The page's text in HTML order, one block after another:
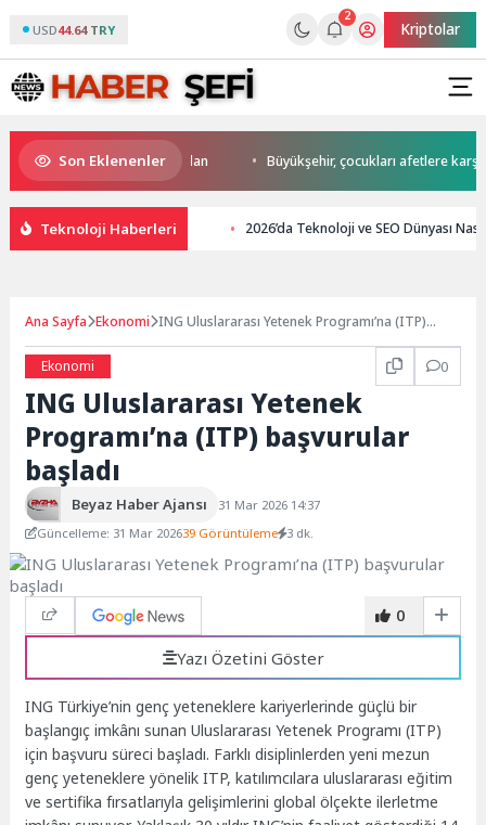
USD44.64 TRY
2
Kriptolar
Son Eklenenler
start Başkan Büyükakın’dan Büyükşehir, çocukları afetlere karşı
Teknoloji Haberleri 2026’da Teknoloji ve SEO Dünyası
Ana Sayfa Ekonomi ING Uluslararası Yetenek Programı’na (ITP)
Ekonomi
0
ING Uluslararası Yetenek
Programı’na (ITP) başvurular
başladı
Beyaz Haber Ajansı
31 Mar 2026 14:37
Güncelleme: 31 Mar 202639 Görüntüleme 3 dk.
0
Yazı Özetini Göster
ING Türkiye’nin genç yeteneklere kariyerlerinde güçlü bir
başlangıç imkânı sunan Uluslararası Yetenek Programı (ITP)
için başvuru süreci başladı. Farklı disiplinlerden yeni mezun
genç yeteneklere yönelik ITP, katılımcılara uluslararası eğitim
ve sertifika fırsatlarıyla gelişimlerini global ölçekte ilerletme